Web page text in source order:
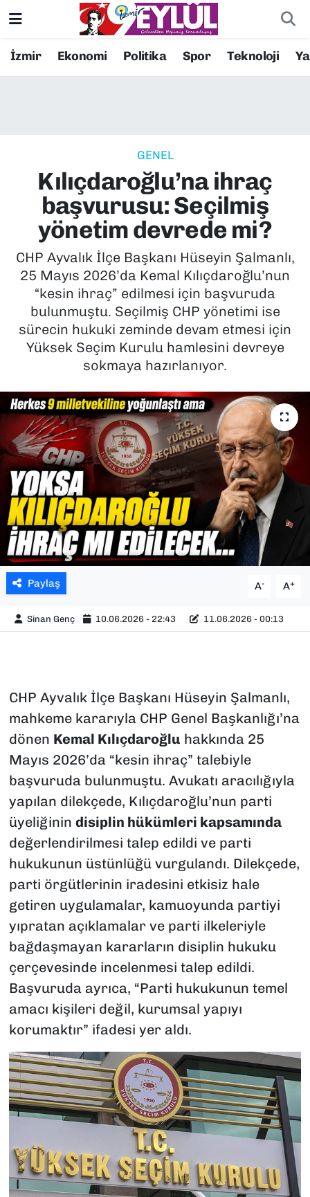
İzmir Ekonomi Politika Spor Teknoloji
GENEL
Kılıçdaroğlu’na ihraç
başvurusu: Seçilmiş
yönetim devrede mi?
CHP Ayvalık İlçe Başkanı Hüseyin Şalmanlı,
25 Mayıs 2026’da Kemal Kılıçdaroğlu’nun
“kesin ihraç” edilmesi için başvuruda
bulunmuştu. Seçilmiş CHP yönetimi ise
sürecin hukuki zeminde devam etmesi için
Yüksek Seçim Kurulu hamlesini devreye
sokmaya hazırlanıyor.
Paylaş A- A+
Sinan Genç 10.06.2026 - 22:43 11.06.2026 - 00:13
CHP Ayvalık İlçe Başkanı Hüseyin Şalmanlı,
mahkeme kararıyla CHP Genel Başkanlığı’na
dönen Kemal Kılıçdaroğlu hakkında 25
Mayıs 2026’da “kesin ihraç” talebiyle
başvuruda bulunmuştu. Avukatı aracılığıyla
yapılan dilekçede, Kılıçdaroğlu’nun parti
üyeliğinin disiplin hükümleri kapsamında
değerlendirilmesi talep edildi ve parti
hukukunun üstünlüğü vurgulandı. Dilekçede,
parti örgütlerinin iradesini etkisiz hale
getiren uygulamalar, kamuoyunda partiyi
yıpratan açıklamalar ve parti ilkeleriyle
bağdaşmayan kararların disiplin hukuku
çerçevesinde incelenmesi talep edildi.
Başvuruda ayrıca, “Parti hukukunun temel
amacı kişileri değil, kurumsal yapıyı
korumaktır” ifadesi yer aldı.
Resmi İlanlar
EKONOMİ
KÜLTÜR SANAT
MAGAZİN
POLİTİKA
SAĞLIK
TEKNOLOJİ
YAŞAM
YEREL YÖNETİMLER
Konak Nöbetçi Eczaneler
Süper Lig Puan Durumu ve Fikstür
Tüm Manşetler
Son Dakika Haberleri
Haber Arşivi